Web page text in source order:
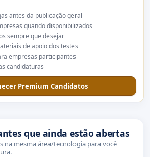
antes da publicação geral
quando disponibilizados
sempre que desejar
de apoio dos testes
empresas participantes
candidaturas
Premium Candidatos
que ainda estão abertas
na mesma área/tecnologia para você